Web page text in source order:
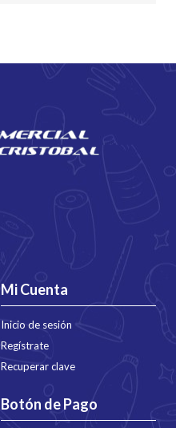
Mi Cuenta
Inicio de sesión
Regístrate
Recuperar clave
Botón de Pago